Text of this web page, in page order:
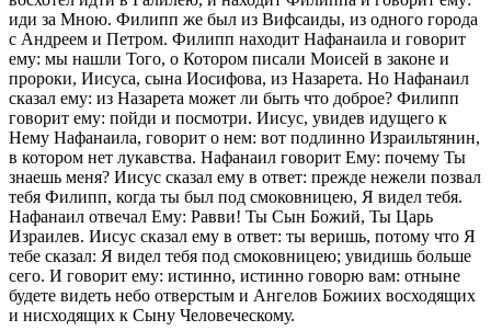
иди за Мною. Филипп же был из Вифсаиды, из одного города
с Андреем и Петром. Филипп находит Нафанаила и говорит
ему: мы нашли Того, о Котором писали Моисей в законе и
пророки, Иисуса, сына Иосифова, из Назарета. Но Нафанаил
сказал ему: из Назарета может ли быть что доброе? Филипп
говорит ему: пойди и посмотри. Иисус, увидев идущего к
Нему Нафанаила, говорит о нем: вот подлинно Израильтянин,
в котором нет лукавства. Нафанаил говорит Ему: почему Ты
знаешь меня? Иисус сказал ему в ответ: прежде нежели позвал
тебя Филипп, когда ты был под смоковницею, Я видел тебя.
Нафанаил отвечал Ему: Равви! Ты Сын Божий, Ты Царь
Израилев. Иисус сказал ему в ответ: ты веришь, потому что Я
тебе сказал: Я видел тебя под смоковницею; увидишь больше
сего. И говорит ему: истинно, истинно говорю вам: отныне
будете видеть небо отверстым и Ангелов Божиих восходящих
и нисходящих к Сыну Человеческому.